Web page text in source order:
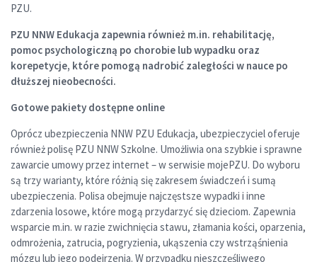
PZU.
PZU NNW Edukacja zapewnia również m.in. rehabilitację,
pomoc psychologiczną po chorobie lub wypadku oraz
korepetycje, które pomogą nadrobić zaległości w nauce po
dłuższej nieobecności.
Gotowe pakiety dostępne online
Oprócz ubezpieczenia NNW PZU Edukacja, ubezpieczyciel oferuje
również polisę PZU NNW Szkolne. Umożliwia ona szybkie i sprawne
zawarcie umowy przez internet – w serwisie mojePZU. Do wyboru
są trzy warianty, które różnią się zakresem świadczeń i sumą
ubezpieczenia. Polisa obejmuje najczęstsze wypadki i inne
zdarzenia losowe, które mogą przydarzyć się dzieciom. Zapewnia
wsparcie m.in. w razie zwichnięcia stawu, złamania kości, oparzenia,
odmrożenia, zatrucia, pogryzienia, ukąszenia czy wstrząśnienia
mózgu lub jego podejrzenia. W przypadku nieszczęśliwego